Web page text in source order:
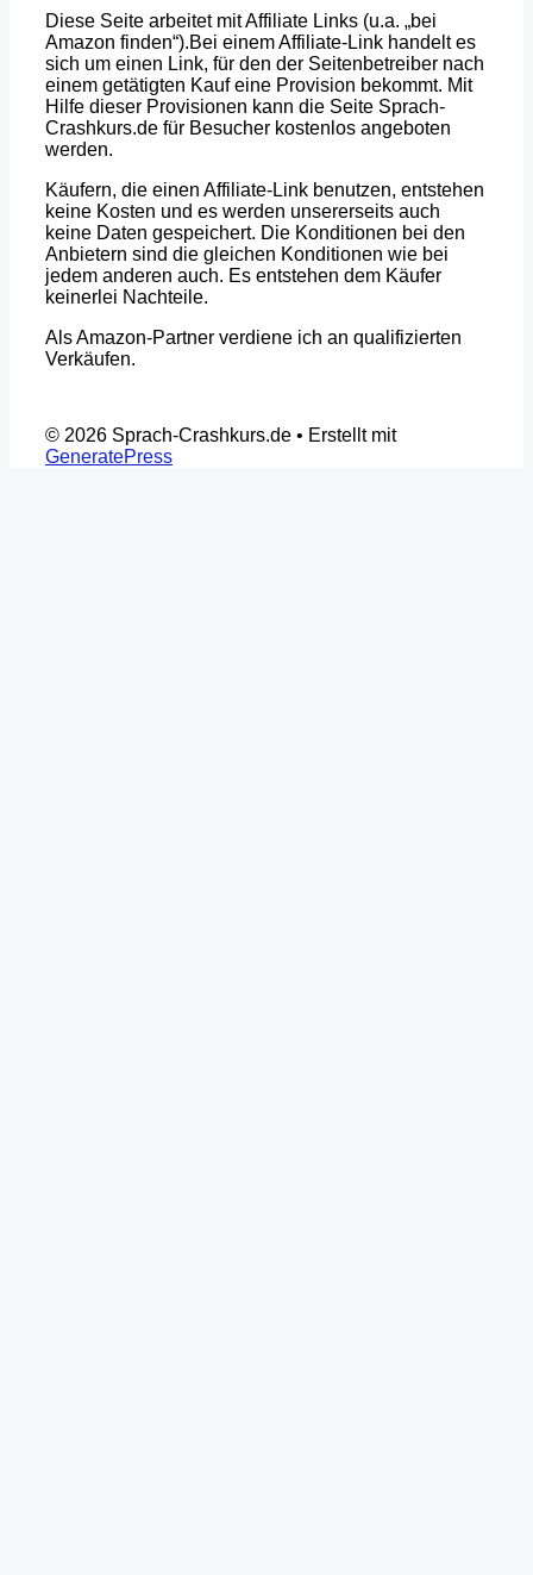
Diese Seite arbeitet mit Affiliate Links (u.a. „bei
Amazon finden“).Bei einem Affiliate-Link handelt es
sich um einen Link, für den der Seitenbetreiber nach
einem getätigten Kauf eine Provision bekommt. Mit
Hilfe dieser Provisionen kann die Seite Sprach-
Crashkurs.de für Besucher kostenlos angeboten
werden.
Käufern, die einen Affiliate-Link benutzen, entstehen
keine Kosten und es werden unsererseits auch
keine Daten gespeichert. Die Konditionen bei den
Anbietern sind die gleichen Konditionen wie bei
jedem anderen auch. Es entstehen dem Käufer
keinerlei Nachteile.
Als Amazon-Partner verdiene ich an qualifizierten
Verkäufen.
© 2026 Sprach-Crashkurs.de • Erstellt mit
GeneratePress